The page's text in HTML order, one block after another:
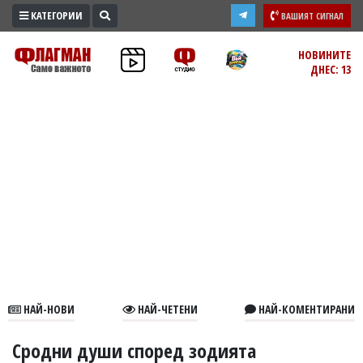
ПРОМО
ЗОНА
В
КАТЕГОРИИ ВАШИЯТ СИГНАЛ
НОВИНИТЕ
ДНЕС: 13
НАЙ-НОВИ НАЙ-ЧЕТЕНИ НАЙ-КОМЕНТИРАНИ
Сродни души според зодията